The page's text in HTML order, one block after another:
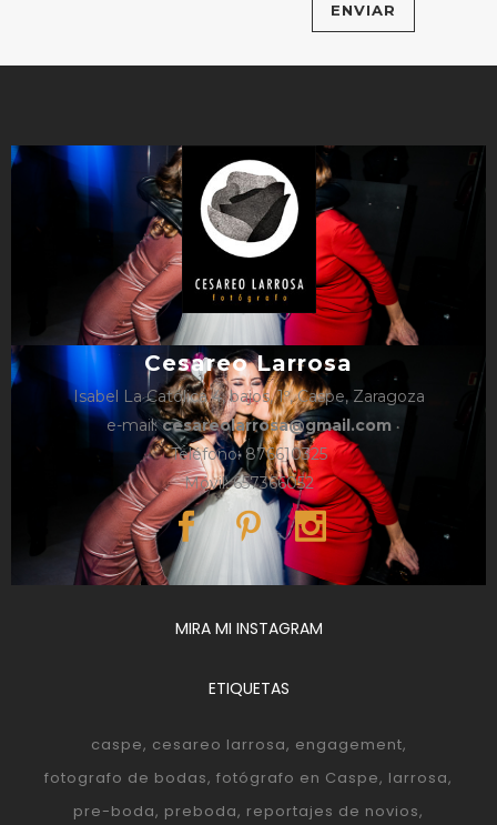
Cesareo Larrosa
Isabel La Católica 4, bajos, 1º, Caspe, Zaragoza
e-mail:cesareolarrosa@gmail.com
Teléfono: 876610325
Móvil: 657366052
MIRA MI INSTAGRAM
ETIQUETAS
caspe cesareo larrosa engagement
fotografo de bodas fotógrafo en Caspe larrosa
pre-boda preboda reportajes de novios